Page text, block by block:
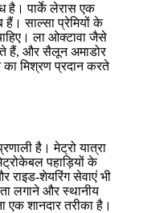
है। पार्के लेरास एक
साल्सा प्रेमियों के
ला ओक्टावा जैसे
हैं, और सैलून अमाडोर
मिश्रण प्रदान करते
है। मेट्रो यात्रा
पहाड़ियों के
राइड-शेयरिंग सेवाएं भी
लगाने और स्थानीय
शानदार तरीका है।